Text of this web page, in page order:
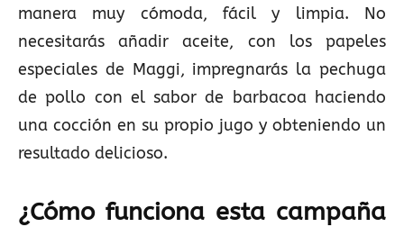
manera muy cómoda, fácil y limpia. No
necesitarás añadir aceite, con los papeles
especiales de Maggi, impregnarás la pechuga
de pollo con el sabor de barbacoa haciendo
una cocción en su propio jugo y obteniendo un
resultado delicioso.
¿Cómo funciona esta campaña